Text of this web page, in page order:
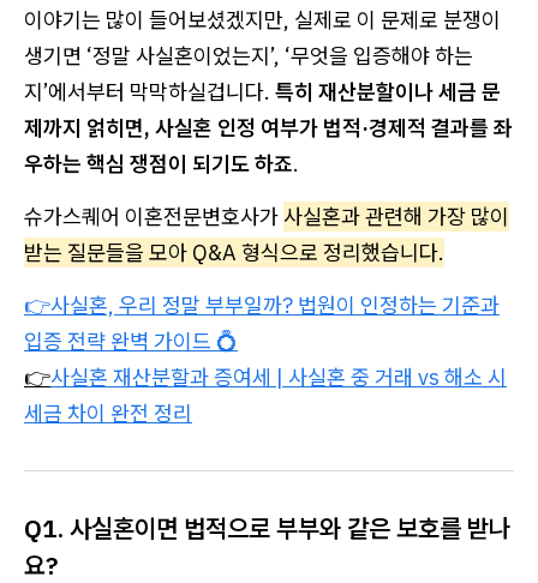
이야기는 많이 들어보셨겠지만, 실제로 이 문제로 분쟁이
생기면 ‘정말 사실혼이었는지’, ‘무엇을 입증해야 하는
지’에서부터 막막하실겁니다. 특히 재산분할이나 세금 문
제까지 얽히면, 사실혼 인정 여부가 법적·경제적 결과를 좌
우하는 핵심 쟁점이 되기도 하죠.
슈가스퀘어 이혼전문변호사가사실혼과 관련해 가장 많이
받는 질문들을 모아 Q&A 형식으로 정리했습니다.
👉사실혼, 우리 정말 부부일까? 법원이 인정하는 기준과
입증 전략 완벽 가이드 💍
👉사실혼 재산분할과 증여세 | 사실혼 중 거래 vs 해소 시
세금 차이 완전 정리
Q1. 사실혼이면 법적으로 부부와 같은 보호를 받나
요?